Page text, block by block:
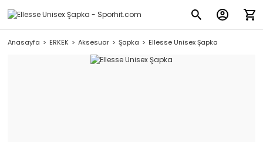
Anasayfa ERKEK Aksesuar Şapka Ellesse Unisex Şapka